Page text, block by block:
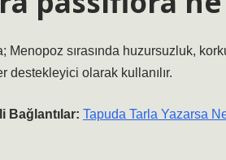
Menopoz sırasında huzursuzluk,
destekleyici olarak kullanılır.
Bağlantılar: Tapuda Tarla Yazarsa